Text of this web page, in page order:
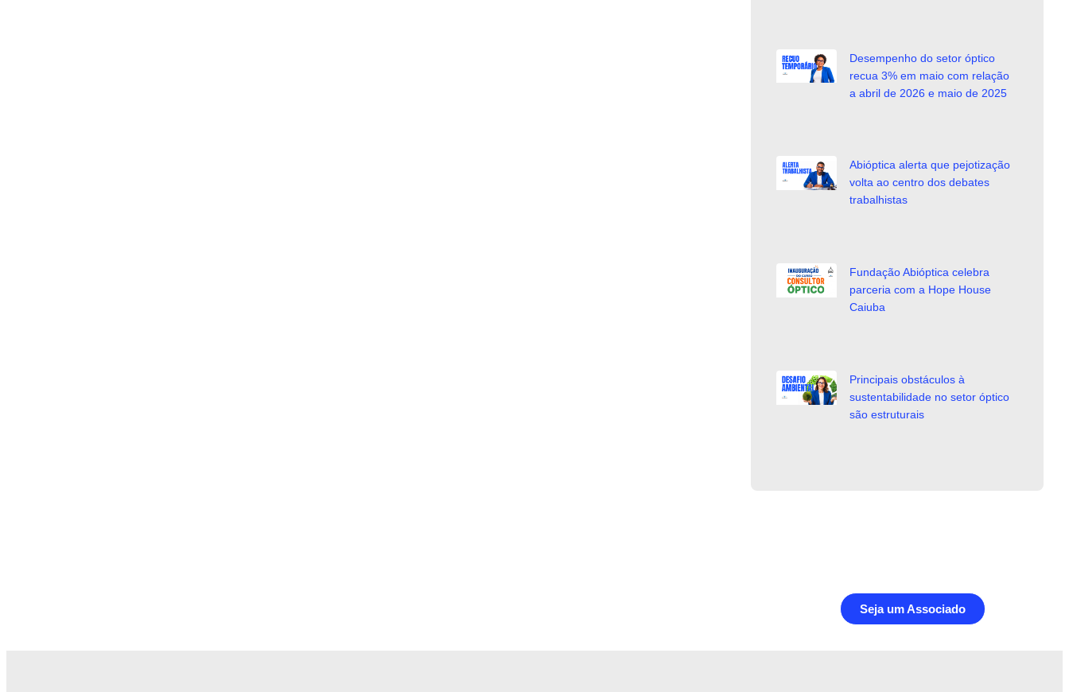
Desempenho do setor óptico
recua 3% em maio com relação
a abril de 2026 e maio de 2025
Abióptica alerta que pejotização
volta ao centro dos debates
trabalhistas
Fundação Abióptica celebra
parceria com a Hope House
Caiuba
Principais obstáculos à
sustentabilidade no setor óptico
são estruturais
Seja um Associado